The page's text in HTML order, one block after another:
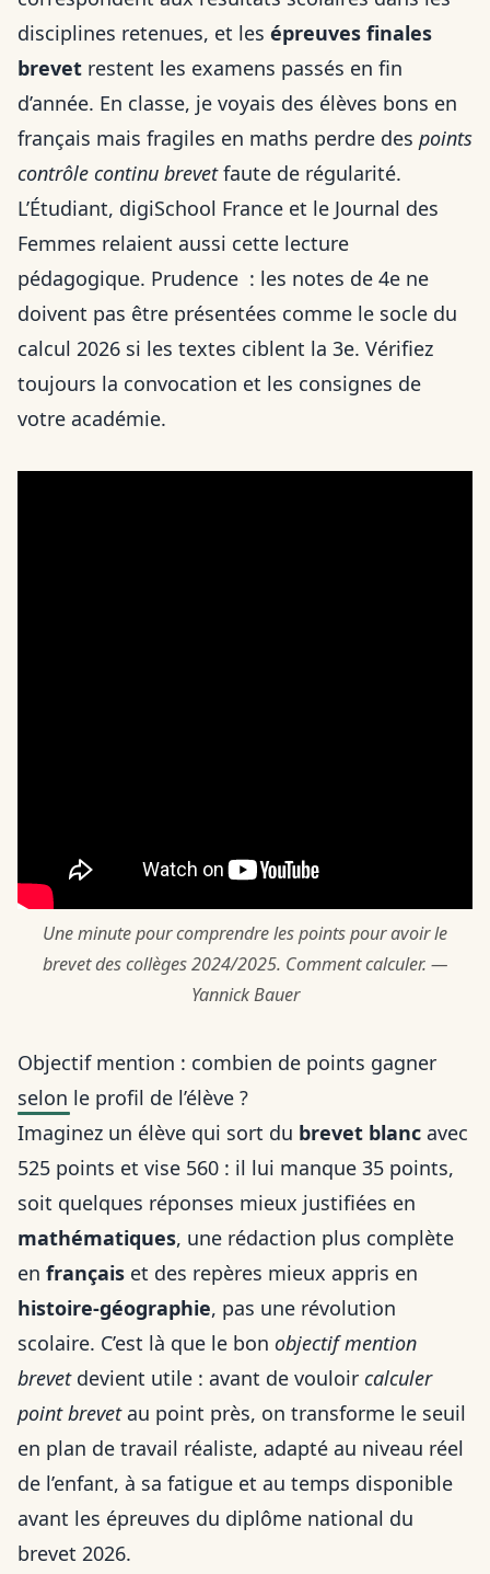
disciplines retenues, et les épreuves finales
brevet restent les examens passés en fin
d’année. En classe, je voyais des élèves bons en
français mais fragiles en maths perdre des points
contrôle continu brevetfaute de régularité.
L’Étudiant, digiSchool France et le Journal des
Femmes relaient aussi cette lecture
pédagogique. Prudence : les notes de 4e ne
doivent pas être présentées comme le socle du
calcul 2026 si les textes ciblent la 3e. Vérifiez
toujours la convocation et les consignes de
votre académie.
Une minute pour comprendre les points pour avoir le
brevet des collèges 2024/2025. Comment calculer. —
Yannick Bauer
Objectif mention : combien de points gagner
selon le profil de l’élève ?
Imaginez un élève qui sort du brevet blanc avec
525 points et vise 560 : il lui manque 35 points,
soit quelques réponses mieux justifiées en
mathématiques, une rédaction plus complète
en français et des repères mieux appris en
histoire-géographie, pas une révolution
scolaire. C’est là que le bon objectif mention
brevetdevient utile : avant de vouloir calculer
point brevetau point près, on transforme le seuil
en plan de travail réaliste, adapté au niveau réel
de l’enfant, à sa fatigue et au temps disponible
avant les épreuves du diplôme national du
brevet 2026.